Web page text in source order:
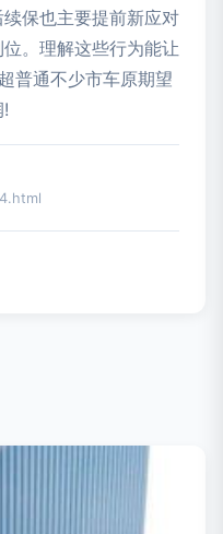
保也主要提前新应对
。理解这些行为能让
普通不少市车原期望